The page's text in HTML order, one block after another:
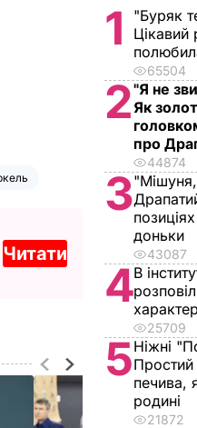
Читати
1
"Буряк
Цікавий
65504
2"Я не
Як
про
44874
3
доньки
43087
4В
25709
5Ніжні
Простий
печива,
родині
21872